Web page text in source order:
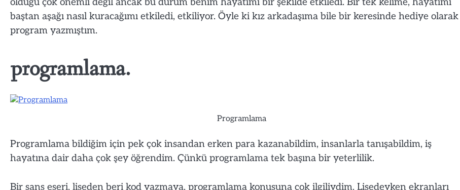
baştan aşağı nasıl kuracağımı etkiledi, etkiliyor. Öyle ki kız arkadaşıma bile bir keresinde hediye olarak
program yazmıştım.
programlama.
Programlama
Programlama bildiğim için pek çok insandan erken para kazanabildim, insanlarla tanışabildim, iş
hayatına dair daha çok şey öğrendim. Çünkü programlama tek başına bir yeterlilik.
Bir şans eseri, liseden beri kod yazmaya, programlama konusuna çok ilgiliydim. Lisedeyken ekranları